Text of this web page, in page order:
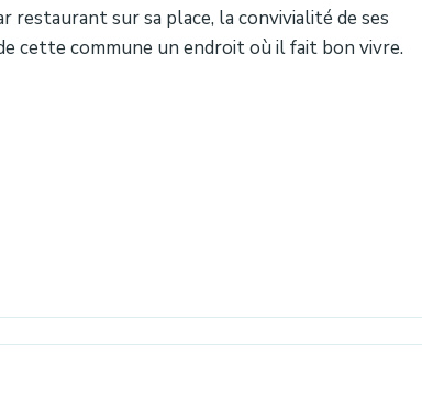
restaurant sur sa place, la convivialité de ses
cette commune un endroit où il fait bon vivre.